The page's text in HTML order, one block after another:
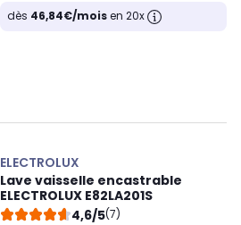
dès 46,84€/moisen 20x
ELECTROLUX
Lave vaisselle encastrable
ELECTROLUX E82LA201S
4,6/5(7)